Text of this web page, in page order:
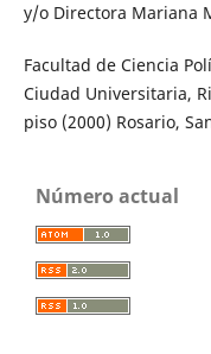
y/o Directora Mariana
Facultad de Ciencia
Ciudad Universitaria,
piso (2000) Rosario,
Número actual